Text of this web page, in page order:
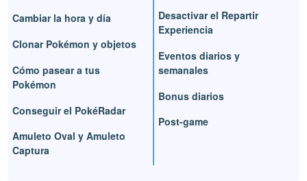
Cambiar la hora y día
Clonar Pokémon y objetos
Cómo pasear a tus
Pokémon
Conseguir el PokéRadar
Amuleto Oval y Amuleto
Captura
Desactivar el Repartir
Experiencia
Eventos diarios y
semanales
Bonus diarios
Post-game